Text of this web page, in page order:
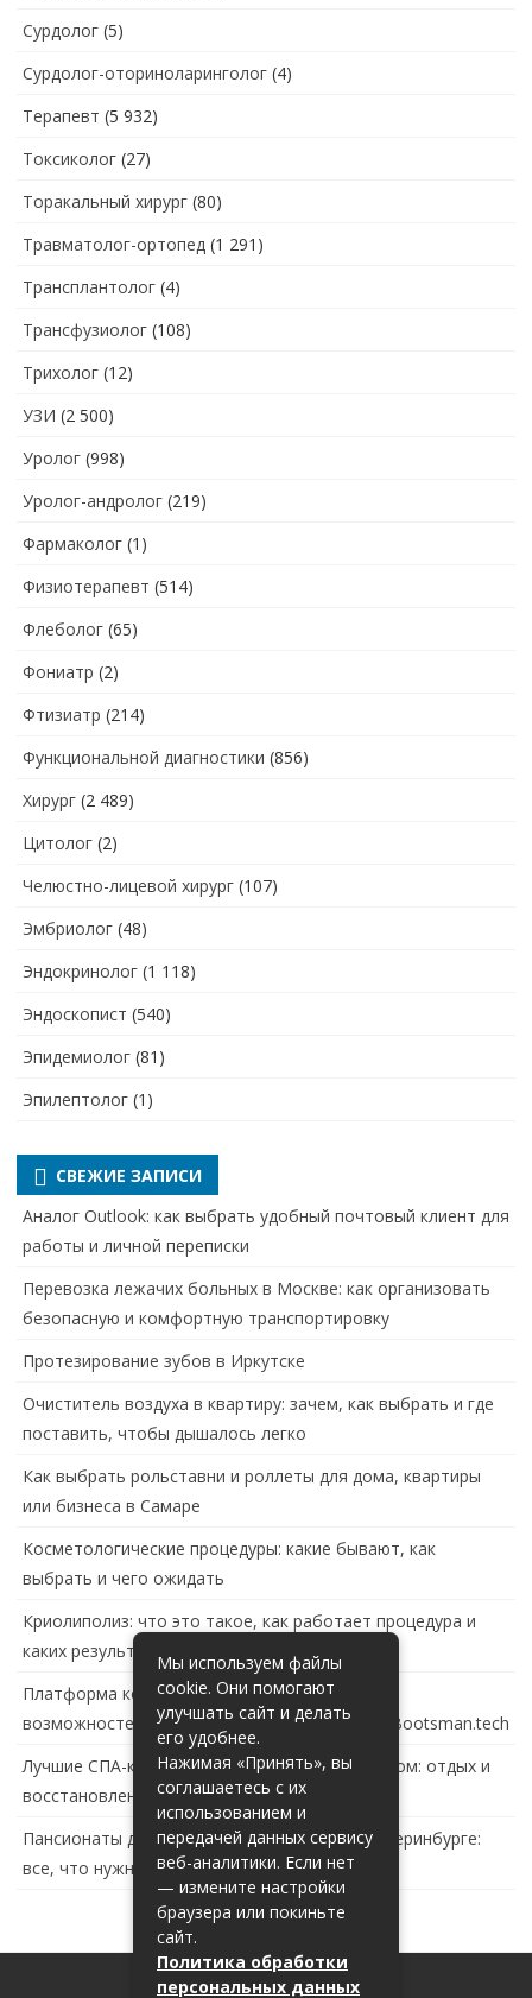
Сурдолог (5)
Сурдолог-оториноларинголог (4)
Терапевт (5 932)
Токсиколог (27)
Торакальный хирург (80)
Травматолог-ортопед (1 291)
Трансплантолог (4)
Трансфузиолог (108)
Трихолог (12)
УЗИ (2 500)
Уролог (998)
Уролог-андролог (219)
Фармаколог (1)
Физиотерапевт (514)
Флеболог (65)
Фониатр (2)
Фтизиатр (214)
Функциональной диагностики (856)
Хирург (2 489)
Цитолог (2)
Челюстно-лицевой хирург (107)
Эмбриолог (48)
Эндокринолог (1 118)
Эндоскопист (540)
Эпидемиолог (81)
Эпилептолог (1)
СВЕЖИЕ ЗАПИСИ
Аналог Outlook: как выбрать удобный почтовый клиент для
работы и личной переписки
Перевозка лежачих больных в Москве: как организовать
безопасную и комфортную транспортировку
Протезирование зубов в Иркутске
Очиститель воздуха в квартиру: зачем, как выбрать и где
поставить, чтобы дышалось легко
Как выбрать рольставни и роллеты для дома, квартиры
или бизнеса в Самаре
Косметологические процедуры: какие бывают, как
выбрать и чего ожидать
Криолиполиз: что это такое, как работает процедура и
каких результатов ждать
Платформа контейнеризации в России: обзор
возможностей и перспектив развития сайта Bootsman.tech
Лучшие СПА-комплексы в Тольятти с бассейном: отдых и
восстановление за городом
Пансионаты для пожилых с деменцией в Екатеринбурге:
все, что нужно знать
Мы используем файлы
cookie. Они помогают
улучшать сайт и делать
его удобнее.
Нажимая «Принять», вы
соглашаетесь с их
использованием и
передачей данных сервису
веб-аналитики. Если нет
— измените настройки
браузера или покиньте
сайт.
Политика обработки
персональных данных